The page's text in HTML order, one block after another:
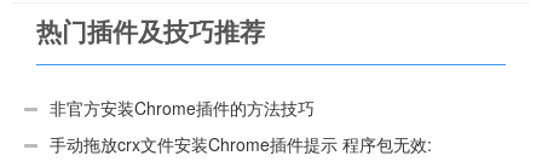
热门插件及技巧推荐
非官方安装Chrome插件的方法技巧
手动拖放crx文件安装Chrome插件提示 程序包无效: